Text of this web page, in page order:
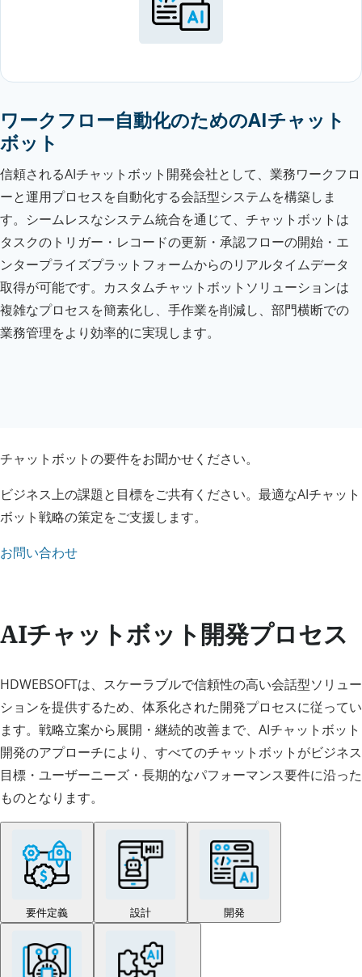
ワークフロー自動化のためのAIチャット
ボット
信頼されるAIチャットボット開発会社として、業務ワークフロ
ーと運用プロセスを自動化する会話型システムを構築しま
す。シームレスなシステム統合を通じて、チャットボットは
タスクのトリガー・レコードの更新・承認フローの開始・エ
ンタープライズプラットフォームからのリアルタイムデータ
取得が可能です。カスタムチャットボットソリューションは
複雑なプロセスを簡素化し、手作業を削減し、部門横断での
業務管理をより効率的に実現します。
チャットボットの要件をお聞かせください。
ビジネス上の課題と目標をご共有ください。最適なAIチャット
ボット戦略の策定をご支援します。
お問い合わせ
AIチャットボット開発プロセス
HDWEBSOFTは、スケーラブルで信頼性の高い会話型ソリュー
ションを提供するため、体系化された開発プロセスに従ってい
ます。戦略立案から展開・継続的改善まで、AIチャットボット
開発のアプローチにより、すべてのチャットボットがビジネス
目標・ユーザーニーズ・長期的なパフォーマンス要件に沿った
ものとなります。
要件定義 設計 開発